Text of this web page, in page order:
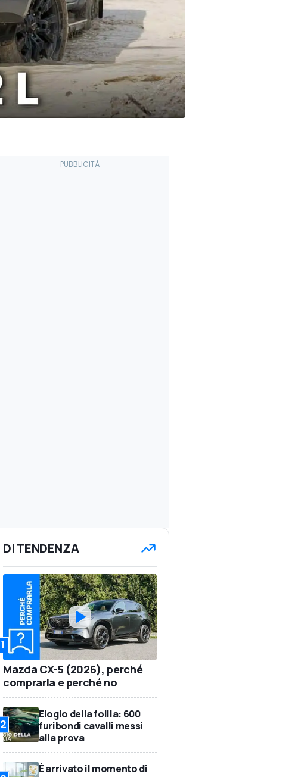
DI TENDENZA
1
Mazda CX-5 (2026), perché
comprarla e perché no
2
Elogio della follia: 600
furibondi cavalli messi
alla prova
È arrivato il momento di